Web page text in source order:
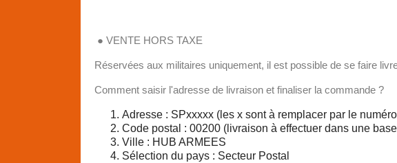
● VENTE HORS TAXE
Réservées aux militaires uniquement, il est possible de se faire
Comment saisir l'adresse de livraison et finaliser la commande ?
Adresse : SPxxxxx (les x sont à remplacer par le
Code postal : 00200 (livraison à effectuer dans une
Ville : HUB ARMEES
Sélection du pays : Secteur Postal